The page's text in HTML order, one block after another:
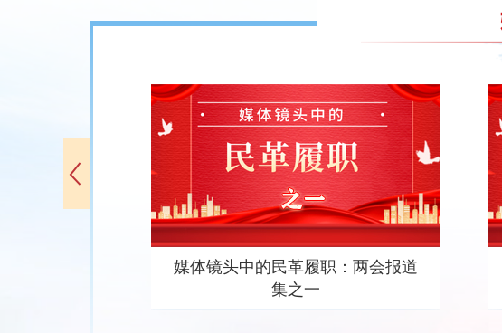
媒体镜头中的民革履职：两会报道
集之一